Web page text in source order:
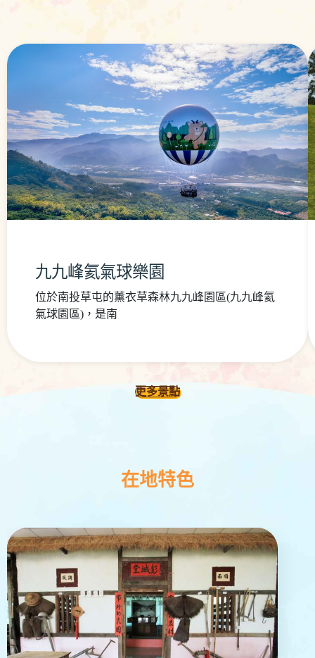
九九峰氦氣球樂園
位於南投草屯的薰衣草森林九九峰園區(九九峰氦
氣球園區)，是南
更多景點
在地特色